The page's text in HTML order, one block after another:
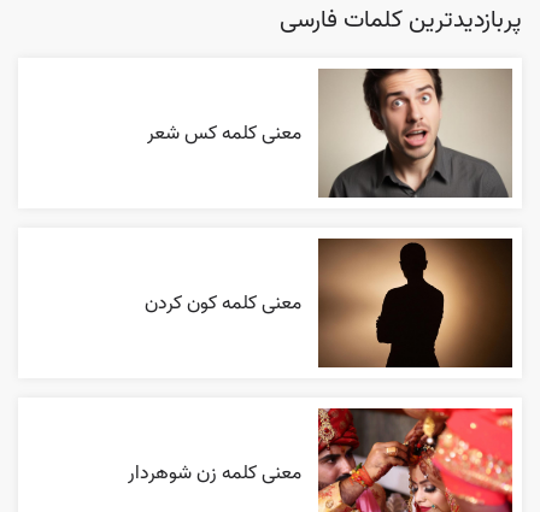
پربازدیدترین کلمات فارسی
معنی کلمه کس شعر
معنی کلمه کون کردن
معنی کلمه زن شوهردار